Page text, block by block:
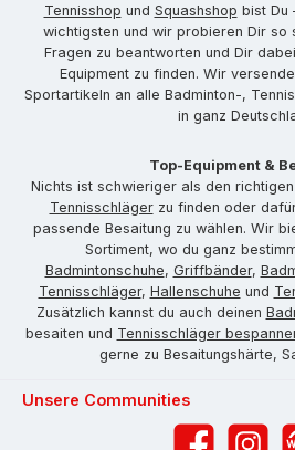
Tennisshop und Squashshop bist Du
wichtigsten und wir probieren Dir so
Fragen zu beantworten und Dir
Equipment zu finden. Wir
Sportartikeln an alle Badminton-,
in ganz
Top-Equipment &
Nichts ist schwieriger als den richtigen
Tennisschlägerzu finden oder
passende Besaitung zu wählen. Wir
Sortiment, wo du ganz
Badmintonschuhe, Griffbänder,
Tennisschläger, Hallenschuhe und
Zusätzlich kannst du auch deinen
besaiten und Tennisschläger
gerne zu Besaitungshärte,
Unsere Communities